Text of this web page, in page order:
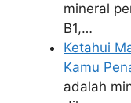
mineral
B1,…
Ketahui
Kamu
adalah